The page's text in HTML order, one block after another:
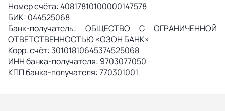
Номер счёта: 40817810100000147578
БИК: 044525068
Банк-получатель: ОБЩЕСТВО С ОГРАНИЧЕННОЙ
ОТВЕТСТВЕННОСТЬЮ «ОЗОН БАНК»
Корр. счёт: 30101810645374525068
ИНН банка-получателя: 9703077050
КПП банка-получателя: 770301001